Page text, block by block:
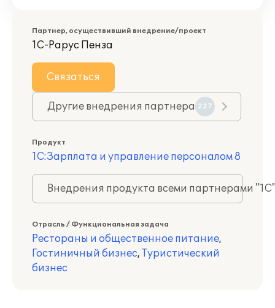
Партнер, осуществивший внедрение/проект
1С-Рарус Пенза
Связаться
Другие внедрения партнера 227
Продукт
1С:Зарплата и управление персоналом 8
Внедрения продукта всеми партнерами
Отрасль / Функциональная задача
Рестораны и общественное питание,
Гостиничный бизнес, Туристический
бизнес